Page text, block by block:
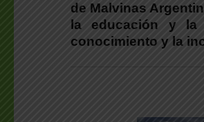
de Malvinas
la educación y la
conocimiento y la